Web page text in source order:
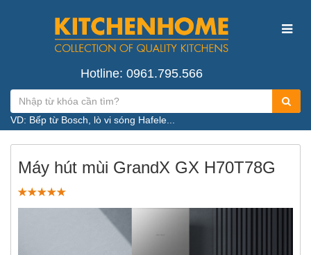
Hotline: 0961.795.566
VD: Bếp từ Bosch, lò vi sóng Hafele...
Máy hút mùi GrandX GX H70T78G